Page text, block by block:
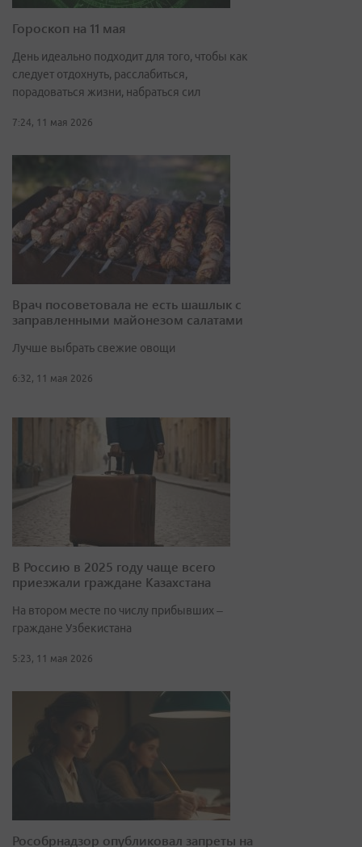
Гороскоп на 11 мая
День идеально подходит для того, чтобы как
следует отдохнуть, расслабиться,
порадоваться жизни, набраться сил
7:24, 11 мая 2026
Врач посоветовала не есть шашлык с
заправленными майонезом салатами
Лучше выбрать свежие овощи
6:32, 11 мая 2026
В Россию в 2025 году чаще всего
приезжали граждане Казахстана
На втором месте по числу прибывших –
граждане Узбекистана
5:23, 11 мая 2026
Рособрнадзор опубликовал запреты на